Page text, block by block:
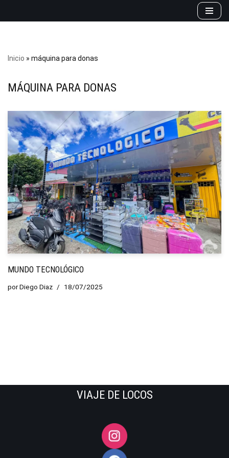
Inicio » máquina para donas
MÁQUINA PARA DONAS
MUNDO TECNOLÓGICO
porDiego Diaz 18/07/2025
VIAJE DE LOCOS